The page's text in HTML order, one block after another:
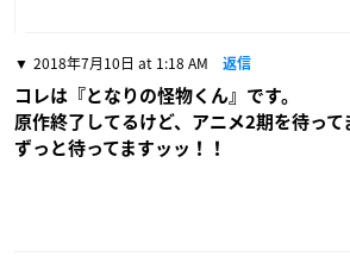
2018年7月10日 at 1:18 AM 返信
コレは『となりの怪物くん』です。
原作終了してるけど、アニメ2期を待って
ずっと待ってますッッ！！